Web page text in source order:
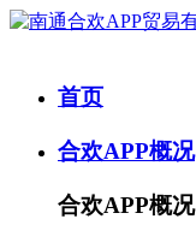
首页
合欢APP概况
合欢APP概况